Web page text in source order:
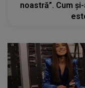
noastră”. Cum